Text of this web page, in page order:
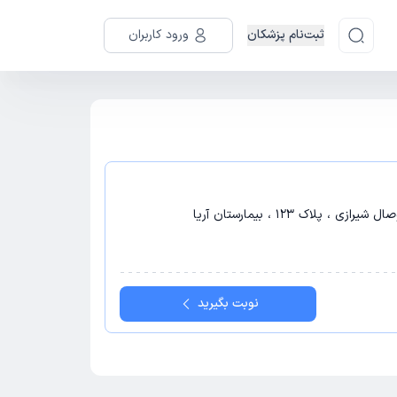
ثبت‌نام پزشکان ورود کاربران
123 ، بیمارستان آریا
نوبت بگیرید